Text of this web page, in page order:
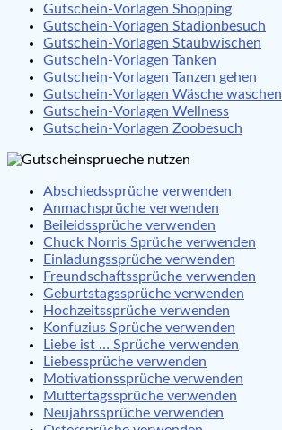
Gutschein-Vorlagen Shopping
Gutschein-Vorlagen Stadionbesuch
Gutschein-Vorlagen Staubwischen
Gutschein-Vorlagen Tanken
Gutschein-Vorlagen Tanzen gehen
Gutschein-Vorlagen Wäsche waschen
Gutschein-Vorlagen Wellness
Gutschein-Vorlagen Zoobesuch
Abschiedssprüche verwenden
Anmachsprüche verwenden
Beileidssprüche verwenden
Chuck Norris Sprüche verwenden
Einladungssprüche verwenden
Freundschaftssprüche verwenden
Geburtstagssprüche verwenden
Hochzeitssprüche verwenden
Konfuzius Sprüche verwenden
Liebe ist … Sprüche verwenden
Liebessprüche verwenden
Motivationssprüche verwenden
Muttertagssprüche verwenden
Neujahrssprüche verwenden